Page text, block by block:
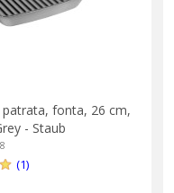
patrata, fonta, 26 cm,
- Staub
(1)